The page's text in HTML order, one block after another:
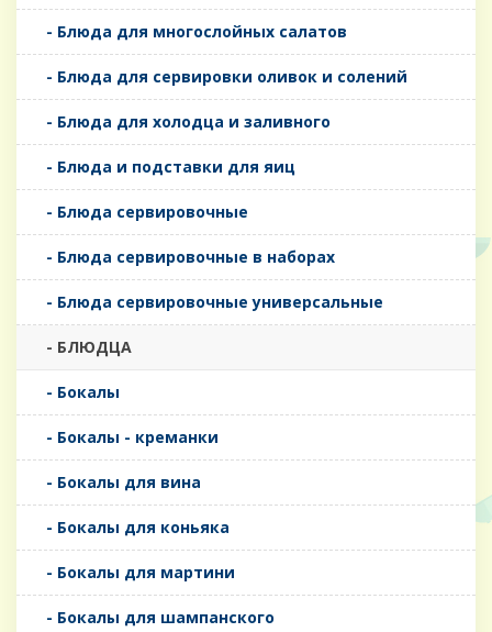
- Блюда для многослойных салатов
- Блюда для сервировки оливок и солений
- Блюда для холодца и заливного
- Блюда и подставки для яиц
- Блюда сервировочные
- Блюда сервировочные в наборах
- Блюда сервировочные универсальные
- БЛЮДЦА
- Бокалы
- Бокалы - креманки
- Бокалы для вина
- Бокалы для коньяка
- Бокалы для мартини
- Бокалы для шампанского